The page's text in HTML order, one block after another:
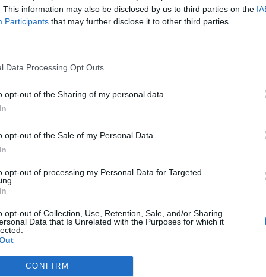
This information may also be disclosed by us to third parties on the
Participants that may further disclose it to other third parties.
Data Processing Opt Outs
opt-out of the Sharing of my personal data.
opt-out of the Sale of my Personal Data.
opt-out of processing my Personal Data for Targeted
opt-out of Collection, Use, Retention, Sale, and/or Sharing
Data that Is Unrelated with the Purposes for which it
CONFIRM
(VSAT) Pakrančių apsaugos pasienio rinktinės Marių